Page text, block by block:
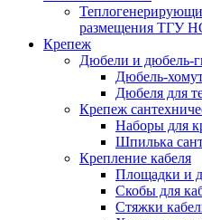
размещения ТГУ
Крепеж
Дюбели и дюбель-
Дюбель-
Дюбеля для
Крепеж
Наборы для
Шпилька
Крепление кабеля
Площадки и
Скобы для
Стяжки